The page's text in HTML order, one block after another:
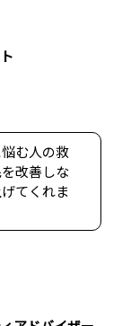
む人の救
改善しな
てくれま